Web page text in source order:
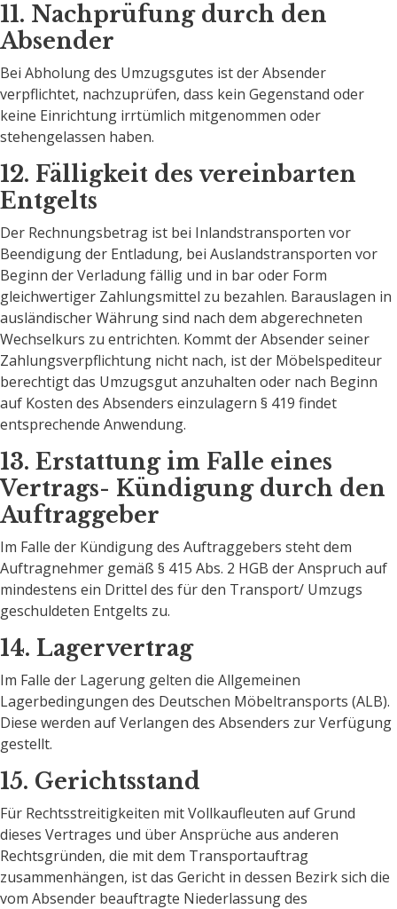
11. Nachprüfung durch den
Absender
Bei Abholung des Umzugsgutes ist der Absender
verpflichtet, nachzuprüfen, dass kein Gegenstand oder
keine Einrichtung irrtümlich mitgenommen oder
stehengelassen haben.
12. Fälligkeit des vereinbarten
Entgelts
Der Rechnungsbetrag ist bei Inlandstransporten vor
Beendigung der Entladung, bei Auslandstransporten vor
Beginn der Verladung fällig und in bar oder Form
gleichwertiger Zahlungsmittel zu bezahlen. Barauslagen in
ausländischer Währung sind nach dem abgerechneten
Wechselkurs zu entrichten. Kommt der Absender seiner
Zahlungsverpflichtung nicht nach, ist der Möbelspediteur
berechtigt das Umzugsgut anzuhalten oder nach Beginn
auf Kosten des Absenders einzulagern § 419 findet
entsprechende Anwendung.
13. Erstattung im Falle eines
Vertrags- Kündigung durch den
Auftraggeber
Im Falle der Kündigung des Auftraggebers steht dem
Auftragnehmer gemäß § 415 Abs. 2 HGB der Anspruch auf
mindestens ein Drittel des für den Transport/ Umzugs
geschuldeten Entgelts zu.
14. Lagervertrag
Im Falle der Lagerung gelten die Allgemeinen
Lagerbedingungen des Deutschen Möbeltransports (ALB).
Diese werden auf Verlangen des Absenders zur Verfügung
gestellt.
15. Gerichtsstand
Für Rechtsstreitigkeiten mit Vollkaufleuten auf Grund
dieses Vertrages und über Ansprüche aus anderen
Rechtsgründen, die mit dem Transportauftrag
zusammenhängen, ist das Gericht in dessen Bezirk sich die
vom Absender beauftragte Niederlassung des